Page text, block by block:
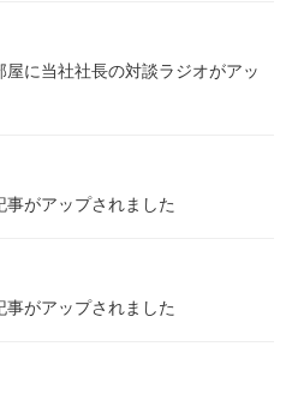
に当社社長の対談ラジオがアッ
がアップされました
がアップされました